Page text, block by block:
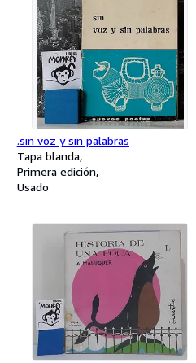
.sin voz y sin palabras
Tapa blanda
Primera edición
Usado